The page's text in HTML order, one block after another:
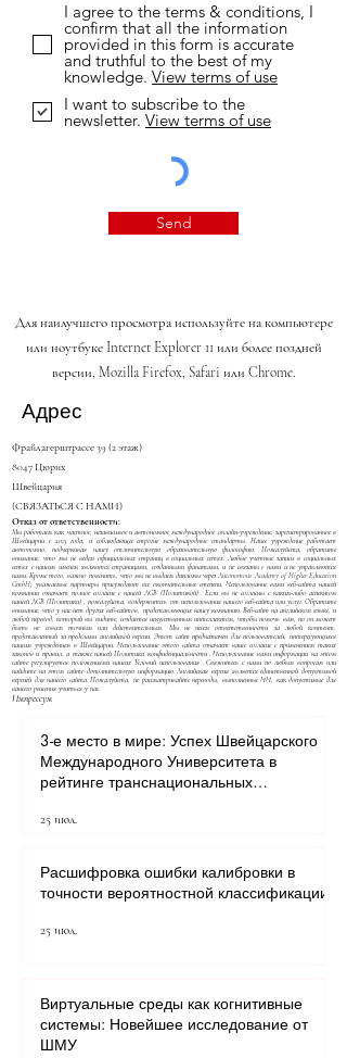
I agree to the terms & conditions, I
confirm that all the information
provided in this form is accurate
and truthful to the best of my
knowledge. View terms of use
I want to subscribe to the
newsletter. View terms of use
Send
Для наилучшего просмотра используйте на компьютере
или ноутбуке Internet Explorer 11 или более поздней
версии, Mozilla Firefox, Safari или Chrome.
Адрес
Фрайлагерштрассе 39 (2 этаж)
8047 Цюрих
Швейцария
(СВЯЗАТЬСЯ С НАМИ)
Отказ от ответственности:
Мы работаем как частное, независимое и автономное международное онлайн-учреждение, зарегистрированное в
Швейцарии с 2013 года, и соблюдающее строгие международные стандарты. Наше учреждение работает
автономно, подчеркивая нашу отличительную образовательную философию. Пожалуйста, обратите
внимание, что мы не ведем официальных страниц в социальных сетях. Любые учетные записи в социальных
сетях с нашим именем являются страницами, созданными фанатами, и не связаны с нами и не управляются
нами. Кроме того, важно пояснить, что мы не выдаем дипломы через Autonomous Academy of Higher Education
GmbH; уважаемые партнеры присуждают все окончательные степени. Использование вами веб-сайта нашей
компании означает полное согласие с нашей AGB (Политикой). Если вы не согласны с каким-либо аспектом
нашейAGB (Политики) , пожалуйста, воздержитесь от использования нашего веб-сайта или услуг. Обратите
внимание, что у нас нет других веб-сайтов, представляющих нашу компанию. Веб-сайт на английском языке, и
любой перевод, который вы видите, создается искусственным интеллектом, чтобы помочь вам, но он может
быть не совсем точным или действительным. Мы не несем ответственности за любой контент,
представленный за пределами английской версии. Этот сайт предназначен для пользователей, интересующихся
нашим учреждением в Швейцарии. Использование этого сайта означает ваше согласие с применением таких
законов и правил, а также нашейПолитики конфиденциальности. Использование вами информации на этом
сайте регулируется положениями наших Условий использования. Свяжитесь с нами по любым вопросам или
найдите на этом сайте дополнительную информацию. Английская версия является единственной допустимой
версией для нашего сайта. Пожалуйста, не рассматривайте переводы, выполненные ИИ, как допустимые для
вашего решения учиться у нас.
Импрессум
3-е место в мире: Успех Швейцарского
Международного Университета в
рейтинге транснациональных
25 июл.
Расшифровка ошибки калибровки в
точности вероятностной классификации
25 июл.
Виртуальные среды как когнитивные
системы: Новейшее исследование от
ШМУ